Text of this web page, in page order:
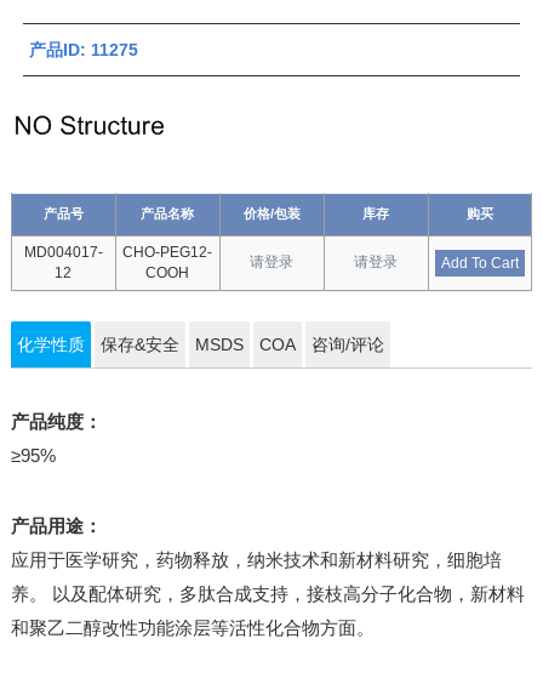
产品ID: 11275
产品号 产品名称 价格/包装 库存 购买
MD004017-
12
CHO-PEG12-
COOH
请登录 请登录 Add To Cart
化学性质 保存&安全 MSDS COA 咨询/评论
产品纯度：
≥95%
产品用途：
应用于医学研究，药物释放，纳米技术和新材料研究，细胞培
养。 以及配体研究，多肽合成支持，接枝高分子化合物，新材料
和聚乙二醇改性功能涂层等活性化合物方面。